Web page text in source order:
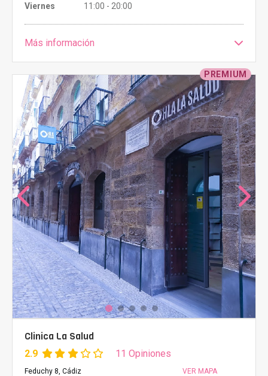
Viernes
11:00 - 20:00
Más información
PREMIUM
Clinica La Salud
2.9 11 Opiniones
Feduchy 8, Cádiz VER MAPA